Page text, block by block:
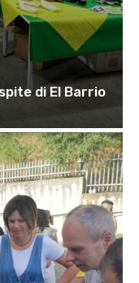
di El Barrio